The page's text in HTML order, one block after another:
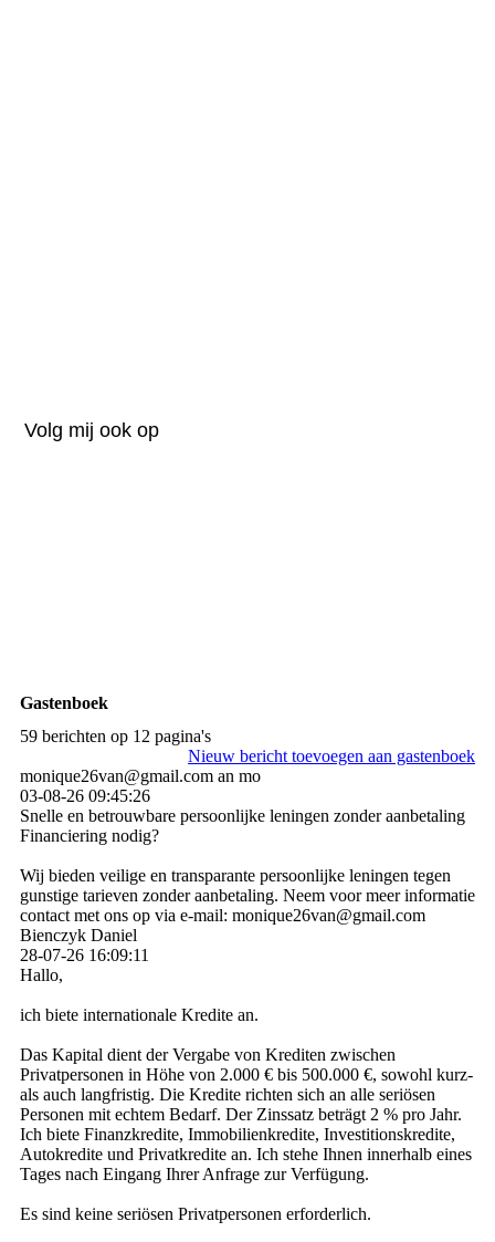
Volg mij ook op
Gastenboek
59 berichten op 12 pagina's
Nieuw bericht toevoegen aan gastenboek
monique26van@gmail.com an mo
03-08-26 09:45:26
Snelle en betrouwbare persoonlijke leningen zonder aanbetaling
Financiering nodig?
Wij bieden veilige en transparante persoonlijke leningen tegen
gunstige tarieven zonder aanbetaling. Neem voor meer informatie
contact met ons op via e-mail: monique26van@gmail.com
Bienczyk Daniel
28-07-26 16:09:11
Hallo,
ich biete internationale Kredite an.
Das Kapital dient der Vergabe von Krediten zwischen
Privatpersonen in Höhe von 2.000 € bis 500.000 €, sowohl kurz-
als auch langfristig. Die Kredite richten sich an alle seriösen
Personen mit echtem Bedarf. Der Zinssatz beträgt 2 % pro Jahr.
Ich biete Finanzkredite, Immobilienkredite, Investitionskredite,
Autokredite und Privatkredite an. Ich stehe Ihnen innerhalb eines
Tages nach Eingang Ihrer Anfrage zur Verfügung.
Es sind keine seriösen Privatpersonen erforderlich.